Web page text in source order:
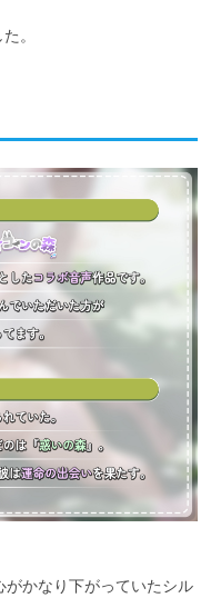
がかなり下がっていたシル